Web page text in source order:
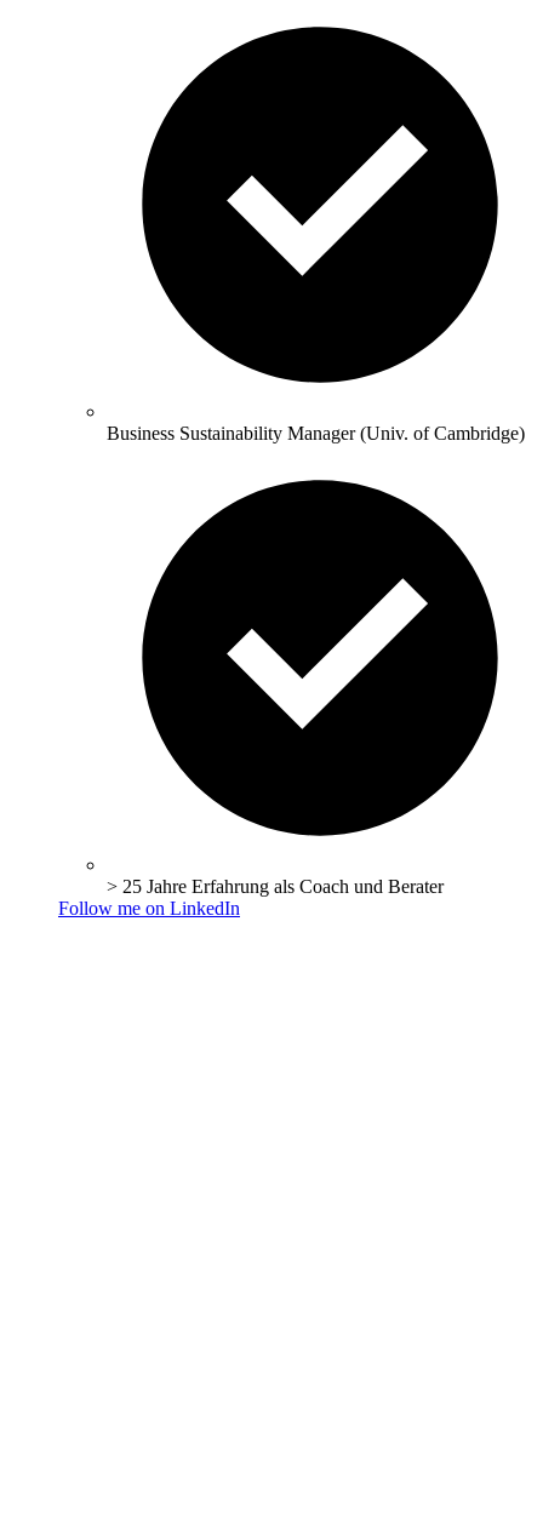
Business Sustainability Manager (Univ. of Cambridge)
> 25 Jahre Erfahrung als Coach und Berater
Follow me on LinkedIn